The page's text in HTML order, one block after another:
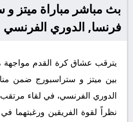
بث مباشر مباراة ميتز
فرنسا, الدوري الفرنسي
يترقب عشاق كرة القدم مواجهة
بين ميتز و ستراسبورج ضمن
الدوري الفرنسي، في لقاء مرتقب
نظراً لقوة الفريقين ورغبتهما